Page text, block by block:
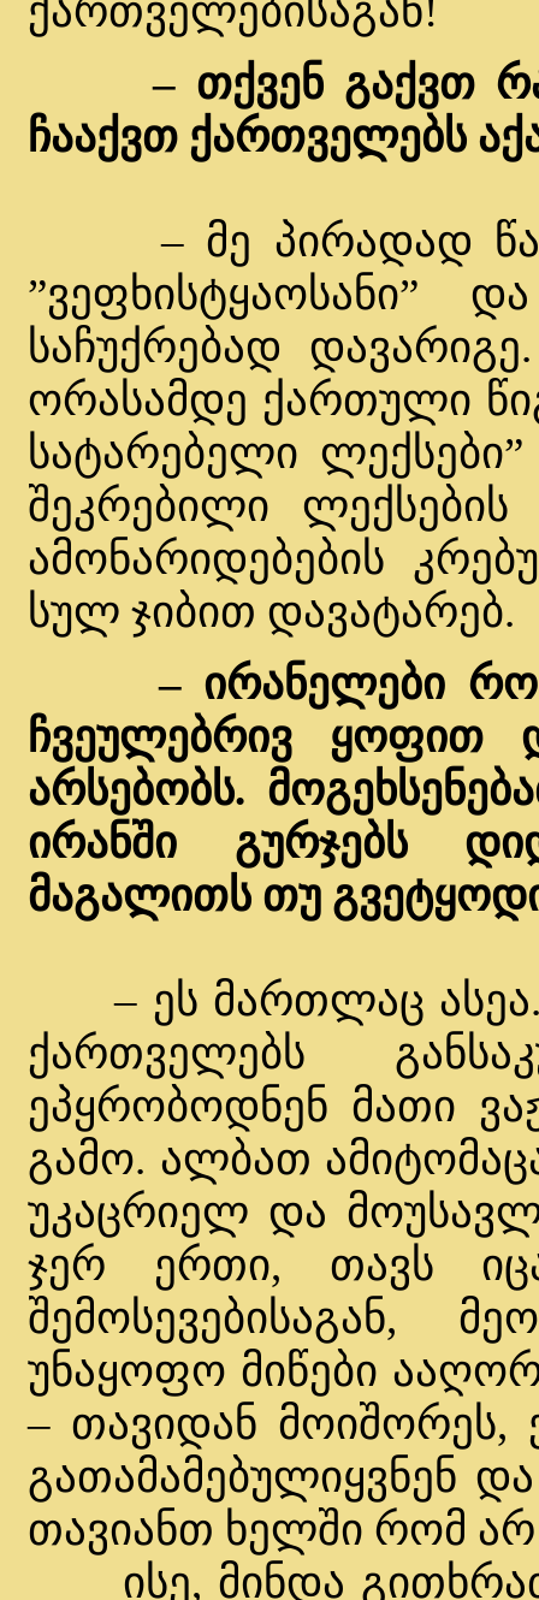
ქართველებისაგან!
– თქვენ გაქვთ
ჩააქვთ ქართველებს
– მე პირადად
”ვეფხისტყაოსანი”
საჩუქრებად
ორასამდე ქართული
სატარებელი
შეკრებილი ლექსების
ამონარიდებების
სულ ჯიბით დავატარებ.
– ირანელები
ჩვეულებრივ ყოფით
არსებობს.
ირანში გურჯებს
მაგალითს თუ
– ეს მართლაც ასეა.
ქართველებს
ეპყრობოდნენ მათი
გამო. ალბათ
უკაცრიელ და
ჯერ ერთი, თავს
შემოსევებისაგან,
უნაყოფო მიწები
– თავიდან
გათამამებულიყვნენ
თავიანთ ხელში რომ
ისე, მინდა